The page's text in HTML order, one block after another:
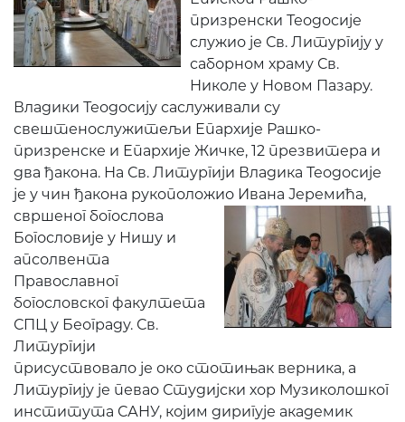
призренски Теодосије
служио је Св. Литургију у
саборном храму Св.
Николе у Новом Пазару.
Владики Теодосију саслуживали су
свештенослужитељи Епархије Рашко-
призренске и Епархије Жичке, 12 презвитера и
два ђакона. На Св. Литургији Владика Теодосије
је у чин ђакона рукоположио Ивана Јеремића,
свршеногбогослова
Богословије у Нишу и
апсолвента
Православног
богословског факултета
СПЦ у Београду. Св.
Литургији
присуствовало је око стотињак верника, а
Литургију је певао Студијски хор Музиколошког
института САНУ, којим диригује академик